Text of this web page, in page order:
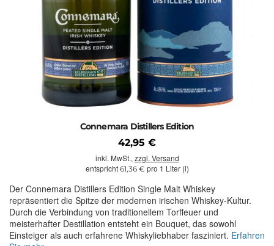
Connemara Distillers Edition
42,95 €
inkl. MwSt., zzgl. Versand
entspricht 61,36 € pro 1 Liter (l)
Der Connemara Distillers Edition Single Malt Whiskey
repräsentiert die Spitze der modernen irischen Whiskey-Kultur.
Durch die Verbindung von traditionellem Torffeuer und
meisterhafter Destillation entsteht ein Bouquet, das sowohl
Einsteiger als auch erfahrene Whiskyliebhaber fasziniert. Erfahren